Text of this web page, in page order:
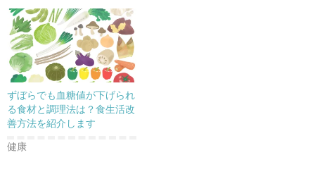
す
)
ウ
ィ
ン
ド
ウ
で
開
き
ま
す
)
す
)
ずぼらでも血糖値が下げられ
る食材と調理法は？食生活改
善方法を紹介します
健康